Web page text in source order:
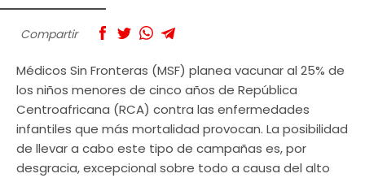
Compartir
Médicos Sin Fronteras (MSF) planea vacunar al 25% de
los niños menores de cinco años de República
Centroafricana (RCA) contra las enfermedades
infantiles que más mortalidad provocan. La posibilidad
de llevar a cabo este tipo de campañas es, por
desgracia, excepcional sobre todo a causa del alto